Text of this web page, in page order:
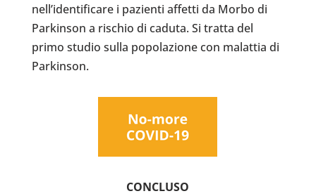
nell’identificare i pazienti affetti da Morbo di
Parkinson a rischio di caduta. Si tratta del
primo studio sulla popolazione con malattia di
Parkinson.
CONCLUSO